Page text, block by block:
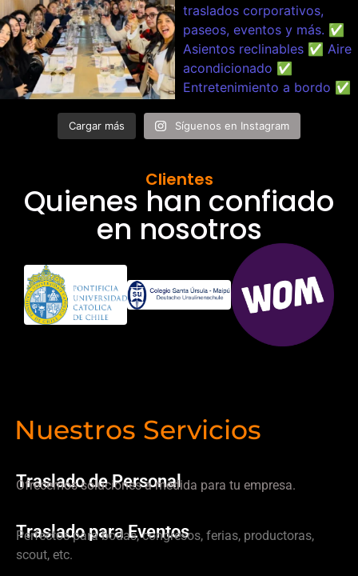
Cargar más Síguenos en Instagram
Clientes
Quienes han confiado
en nosotros
Nuestros Servicios
Traslado de Personal
Ofrecemos soluciones a medida para tu empresa.
Traslado para Eventos
Perfectos para bodas, congresos, ferias, productoras,
scout, etc.